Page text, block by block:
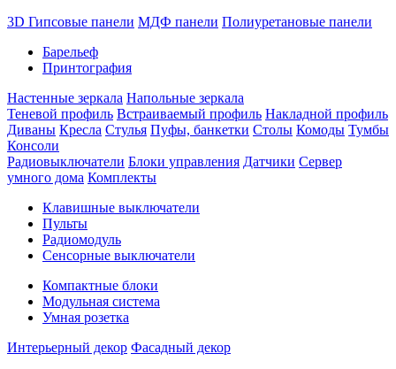
3D Гипсовые панели МДФ панели Полиуретановые панели
Барельеф
Принтография
Настенные зеркала Напольные зеркала
Теневой профиль Встраиваемый профиль Накладной профиль
Диваны Кресла Стулья Пуфы, банкетки Столы Комоды Тумбы
Консоли
Радиовыключатели Блоки управления Датчики Сервер
умного дома Комплекты
Клавишные выключатели
Пульты
Радиомодуль
Сенсорные выключатели
Компактные блоки
Модульная система
Умная розетка
Интерьерный декор Фасадный декор